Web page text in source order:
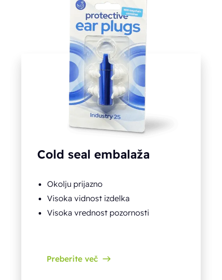
Cold seal embalaža
Okolju prijazno
Visoka vidnost izdelka
Visoka vrednost pozornosti
Preberite več